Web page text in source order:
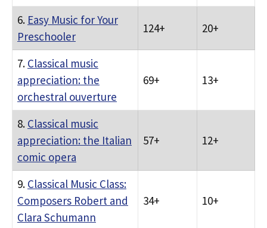
6. Easy Music for Your
Preschooler
124+ 20+
7. Classical music
appreciation: the
orchestral ouverture
69+ 13+
8. Classical music
appreciation: the Italian
comic opera
57+ 12+
9. Classical Music Class:
Composers Robert and
Clara Schumann
34+ 10+